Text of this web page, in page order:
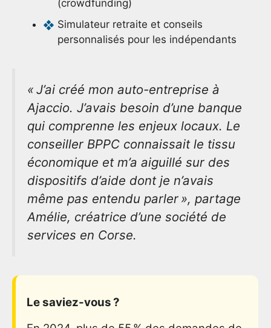
(crowdfunding)
Simulateur retraite et conseils
personnalisés pour les indépendants
« J’ai créé mon auto-entreprise à
Ajaccio. J’avais besoin d’une banque
qui comprenne les enjeux locaux. Le
conseiller BPPC connaissait le tissu
économique et m’a aiguillé sur des
dispositifs d’aide dont je n’avais
même pas entendu parler », partage
Amélie, créatrice d’une société de
services en Corse.
Le saviez-vous ?